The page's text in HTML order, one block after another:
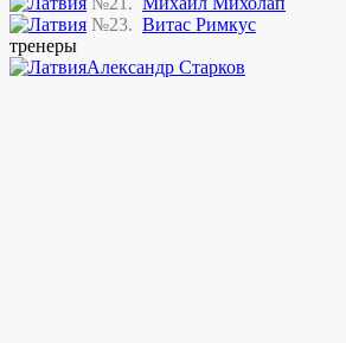
№23. Витас Римкус
тренеры
Александр Старков